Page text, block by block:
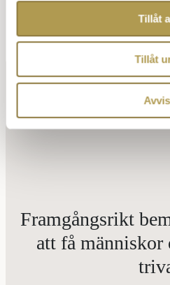
Tillåt
Tillåt
Framgångsrikt
att få